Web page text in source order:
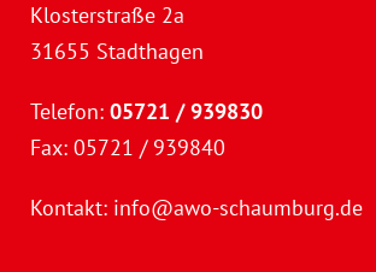
Klosterstraße 2a
31655 Stadthagen
Telefon: 05721 / 939830
Fax: 05721 / 939840
Kontakt: info@awo-schaumburg.de